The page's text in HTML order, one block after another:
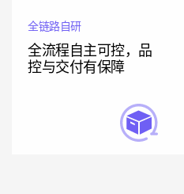
全链路自研
全流程自主可控，品
控与交付有保障